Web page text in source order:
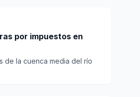
por impuestos en
de la cuenca media del río